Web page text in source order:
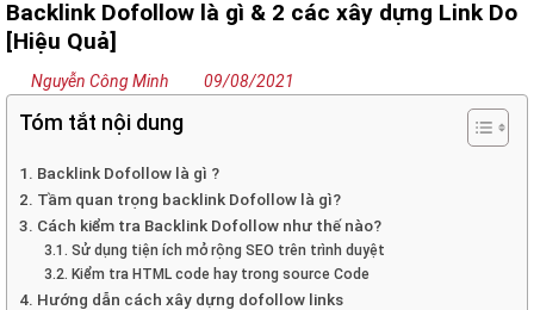
Backlink Dofollow là gì & 2 các xây dựng Link Do
[Hiệu Quả]
Nguyễn Công Minh 09/08/2021
Tóm tắt nội dung
1. Backlink Dofollow là gì ?
2. Tầm quan trọng backlink Dofollow là gì?
3. Cách kiểm tra Backlink Dofollow như thế nào?
3.1. Sử dụng tiện ích mở rộng SEO trên trình duyệt
3.2. Kiểm tra HTML code hay trong source Code
4. Hướng dẫn cách xây dựng dofollow links